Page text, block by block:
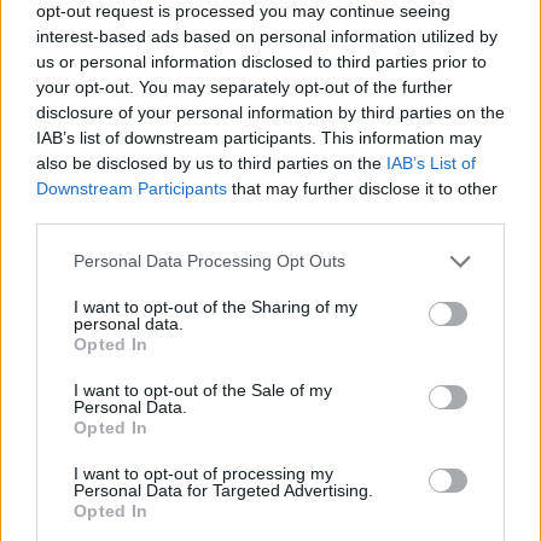
opt-out request is processed you may continue seeing
interest-based ads based on personal information utilized by
us or personal information disclosed to third parties prior to
your opt-out. You may separately opt-out of the further
disclosure of your personal information by third parties on the
IAB’s list of downstream participants. This information may
also be disclosed by us to third parties on the IAB’s List of
Downstream Participants that may further disclose it to other
Personal Data Processing Opt Outs
I want to opt-out of the Sharing of my
personal data.
Opted In
I want to opt-out of the Sale of my
Personal Data.
Opted In
I want to opt-out of processing my
Personal Data for Targeted Advertising.
Opted In
Σταυρός. Κίνηση αργή.
«Καλώς ήρθες...» η φωνή.
«Χαλάλι, χαλάλι, χαλάλι» σιγοψιθύρισε.
Η μέρα είχε κυλήσει ασήκωτη. Ο χαμός, τα
θανατικά, το φευγιό, τα δέντρα, η κρεμάλα, η
σφαίρα πάνω απ’ το ζερβί το φρύδι, ο χαμός κι ο
– ώρες πόσες; - το πέρασμα στο Αιγαίο.
Κι αυτός στο ίδιο δωμάτιο.
Στριφογύριζε στο στρώμα που του είχε στρώσει ο
Ανοιγόκλεισε τα μάτια του, εκείνη εκεί, πλάι του.
«Ποιος είναι πλάι μου τούτη την ώρα;»
Το δωμάτιο γύριζε. Μαζί του κι αυτός. Μπρος -
πίσω στο χρόνο κι η φωνή… η φωνή βουβή από